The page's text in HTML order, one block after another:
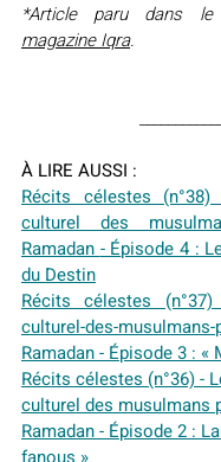
magazine Iqra.
À LIRE AUSSI :
Récits célestes
culturel des
Ramadan - Épisode 4 :
du Destin
Récits célestes
culturel-des-musulmans-
Ramadan - Épisode 3 : «
Récits célestes (n°36) -
culturel des musulmans
Ramadan - Épisode 2 :